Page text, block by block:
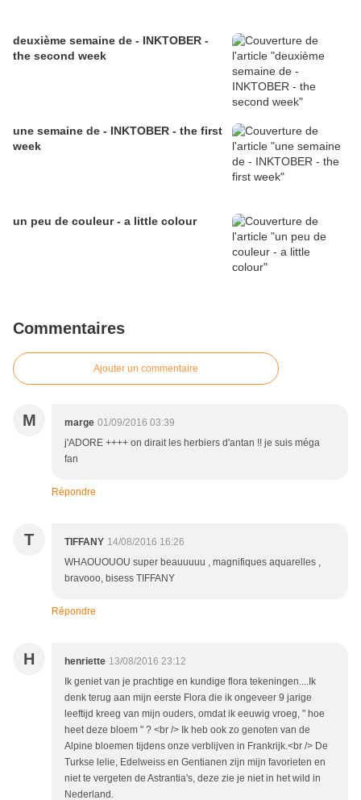
deuxième semaine de - INKTOBER -
the second week
une semaine de - INKTOBER - the first
week
un peu de couleur - a little colour
Commentaires
Ajouter un commentaire
M marge 01/09/2016 03:39
j'ADORE ++++ on dirait les herbiers d'antan !! je suis méga
fan
Répondre
T TIFFANY 14/08/2016 16:26
WHAOUOUOU super beauuuuu , magnifiques aquarelles ,
bravooo, bisess TIFFANY
Répondre
H henriette 13/08/2016 23:12
Ik geniet van je prachtige en kundige flora tekeningen....Ik
denk terug aan mijn eerste Flora die ik ongeveer 9 jarige
leeftijd kreeg van mijn ouders, omdat ik eeuwig vroeg, " hoe
heet deze bloem " ? <br /> Ik heb ook zo genoten van de
Alpine bloemen tijdens onze verblijven in Frankrijk.<br /> De
Turkse lelie, Edelweiss en Gentianen zijn mijn favorieten en
niet te vergeten de Astrantia's, deze zie je niet in het wild in
Nederland.